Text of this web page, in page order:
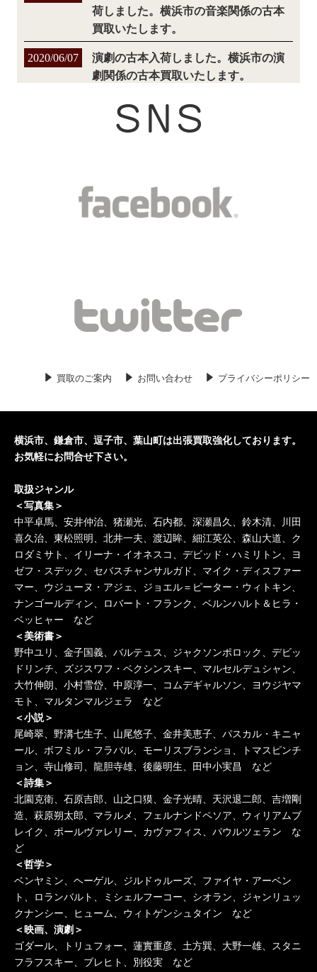
荷しました。横浜市の音楽関係の古本
買取いたします。
2020/06/07
演劇の古本入荷しました。横浜市の演
劇関係の古本買取いたします。
美術の古本入荷しました。横浜市の美
術関係の専門書、学術書などの古本買
日本史関係の専門書、学術書などの古
本買取いたします。
2020/06/01
哲学の古本入荷しました。横浜市の哲
学関係の古本買取いたします。
市の歴史の古本、専門書、学術書の古
2020/05/27
歴史の古本入荷しました。横浜市の歴
プライバシーポリシー
お問い合わせ
買取のご案内
横浜市、鎌倉市、逗子市、葉山町は出張買取強化しております。
お気軽にお問合せ下さい。
取扱ジャンル
＜写真集＞
中平卓馬、安井仲治、猪瀬光、石内都、深瀬昌久、鈴木清、川田
喜久治、東松照明、北井一夫、渡辺眸、細江英公、森山大道、ク
ロダミサト、イリーナ・イオネスコ、デビッド・ハミリトン、ヨ
ゼフ・スデック、セバスチャンサルガド、マイク・ディスファー
マー、ウジューヌ・アジェ、ジョエル＝ピーター・ウィトキン、
ナンゴールディン、ロバート・フランク、ベルンハルト＆ヒラ・
ベッヒャー など
＜美術書＞
野中ユリ、金子国義、バルテュス、ジャクソンポロック、デビッ
ドリンチ、ズジスワフ・ベクシンスキー、マルセルデュシャン、
大竹伸朗、小村雪岱、中原淳一、コムデギャルソン、ヨウジヤマ
モト、マルタンマルジェラ など
＜小説＞
尾崎翠、野溝七生子、山尾悠子、金井美恵子、パスカル・キニャ
ール、ボフミル・フラバル、モーリスブランショ、トマスピンチ
ョン、寺山修司、龍胆寺雄、後藤明生、田中小実昌 など
＜詩集＞
北園克衛、石原吉郎、山之口獏、金子光晴、天沢退二郎、吉増剛
造、萩原朔太郎、マラルメ、フェルナンドペソア、ウィリアムブ
レイク、ポールヴァレリー、カヴァフィス、パウルツェラン な
ど
＜哲学＞
ベンヤミン、ヘーゲル、ジルドゥルーズ、ファイヤ・アーベン
ト、ロランバルト、ミシェルフーコー、シオラン、ジャンリュッ
クナンシー、ヒューム、ウィトゲンシュタイン など
＜映画、演劇＞
ゴダール、トリュフォー、蓮實重彦、土方巽、大野一雄、スタニ
フラフスキー、ブレヒト、別役実 など